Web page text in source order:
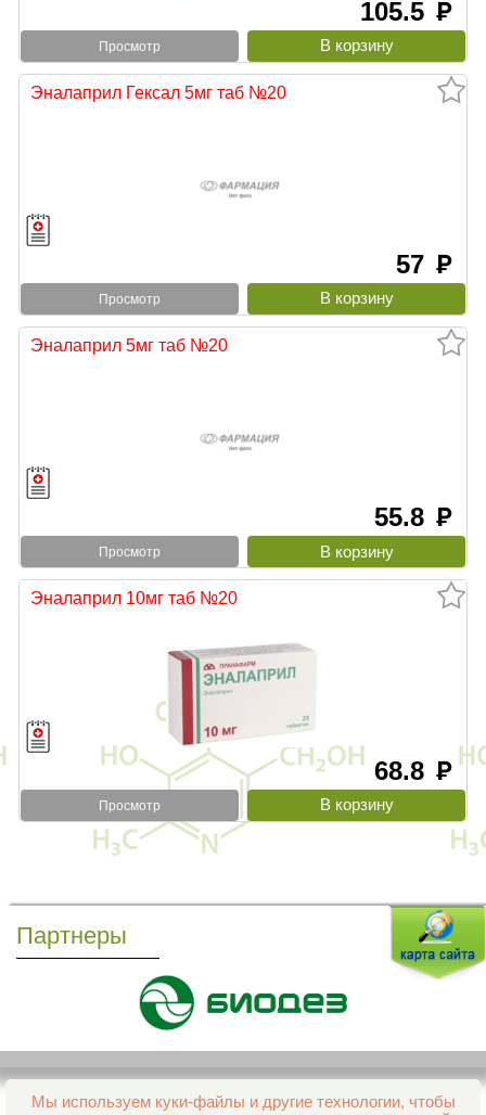
105.5 руб
Просмотр
Эналаприл Гексал 5мг таб №20
57 руб
Просмотр
Эналаприл 5мг таб №20
55.8 руб
Просмотр
Эналаприл 10мг таб №20
68.8 руб
Просмотр
Партнеры
Мы используем куки-файлы и другие технологии, чтобы
Все права защищены и охраняются законом